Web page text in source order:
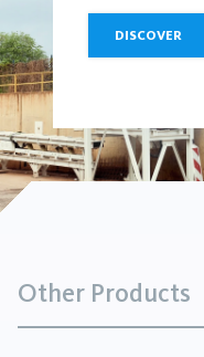
DISCOVER
Other Products